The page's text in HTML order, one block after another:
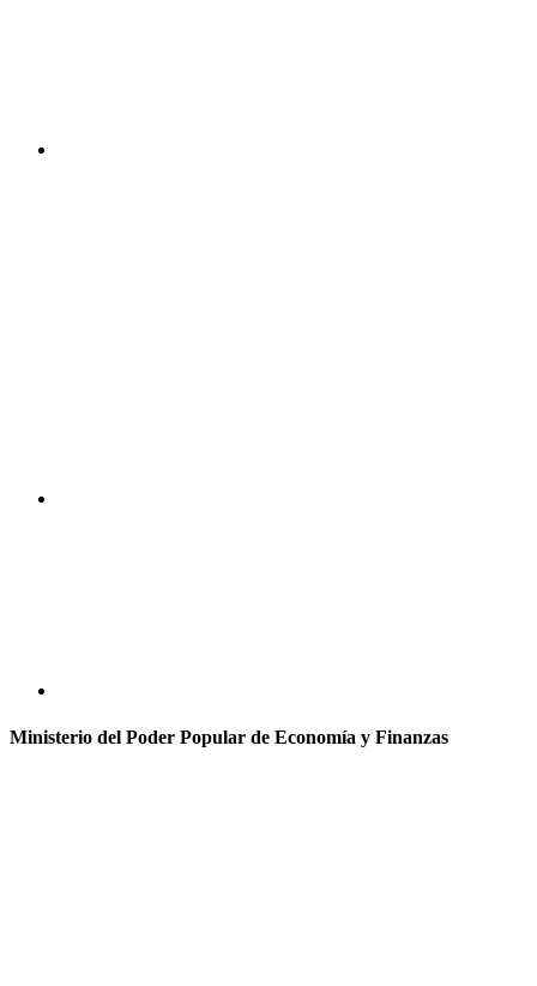
Ministerio del Poder Popular de Economía y Finanzas